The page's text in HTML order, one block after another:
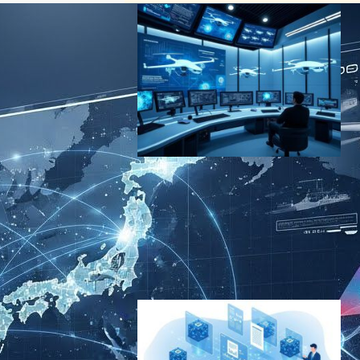
OpenAI×Anduril：ChatGPT
開発元が米軍向けAI防衛シス
テムに参入、次世代ドローン
防衛の実現へ
AI（人工知能）ニュース
ドローンニュース
2024年12月5日8:10